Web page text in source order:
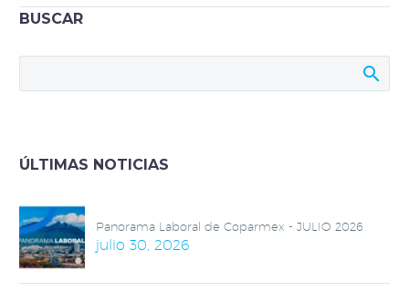
Secretaría de
inversionistas.
BUSCAR
ÚLTIMAS NOTICIAS
Panorama Laboral de Coparmex - JULIO 2026
julio 30, 2026